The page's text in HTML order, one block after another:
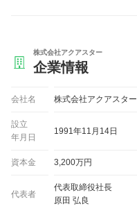
株式会社アクアスター
企業情報
会社名 株式会社アクアスター
設立
年月日
1991年11月14日
資本金 3,200万円
代表者
代表取締役社長
原田 弘良